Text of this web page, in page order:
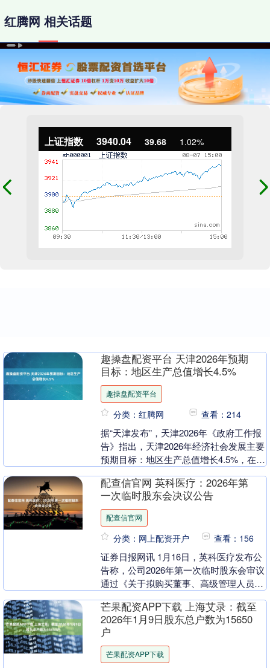
上证指数 3940.04 39.68 1.02%
红腾网 相关话题
趣操盘配资平台 天津2026年预期
目标：地区生产总值增长4.5%
趣操盘配资平台
分类：红腾网 查看：214
据“天津发布”，天津2026年《政府工作报
告》指出，天津2026年经济社会发展主要
预期目标：地区生产总值增长4.5%，在实
际工作中努力争取更好结果；一般公共预
算....
配查信官网 英科医疗：2026年第
一次临时股东会决议公告
配查信官网
分类：网上配资开户 查看：156
证券日报网讯 1月16日，英科医疗发布公
告称，公司2026年第一次临时股东会审议
通过《关于拟购买董事、高级管理人员责
任险的议案》。....
芒果配资APP下载 上海艾录：截至
2026年1月9日股东总户数为15650
户
芒果配资APP下载